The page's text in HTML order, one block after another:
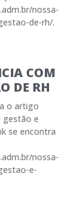
nossa-
de-rh/.
COM
DE RH
o artigo
gestão e
se encontra
nossa-
e-